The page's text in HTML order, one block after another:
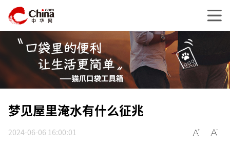
梦见屋里淹水有什么征兆
2024-06-06 16:00:01